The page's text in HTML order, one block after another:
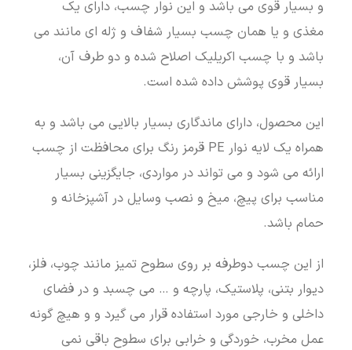
و بسیار قوی می باشد و این نوار چسب، دارای یک
مغذی و یا همان چسب بسیار شفاف و ژله ای مانند می
باشد و با چسب اکریلیک اصلاح شده و دو طرف آن،
بسیار قوی پوشش داده شده است.
این محصول، دارای ماندگاری بسیار بالایی می باشد و به
همراه یک لایه نوار PE قرمز رنگ برای محافظت از چسب
ارائه می شود و می تواند در مواردی، جایگزینی بسیار
مناسب برای پیچ، میخ و نصب وسایل در آشپزخانه و
حمام باشد.
از این چسب دوطرفه بر روی سطوح تمیز مانند چوب، فلز،
دیوار بتنی، پلاستیک، پارچه و … می چسبد و در فضای
داخلی و خارجی مورد استفاده قرار می گیرد و و هیچ گونه
عمل مخرب، خوردگی و خرابی برای سطوح باقی نمی